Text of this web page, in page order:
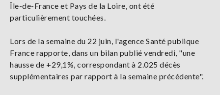
Île-de-France et Pays de la Loire, ont été
particulièrement touchées.
Lors de la semaine du 22 juin, l'agence Santé publique
France rapporte, dans un bilan publié vendredi, "une
hausse de +29,1%, correspondant à 2.025 décès
supplémentaires par rapport à la semaine précédente".